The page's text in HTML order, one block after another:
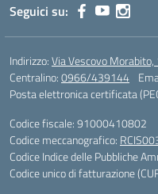
Seguici su:
Indirizzo:Via Vescovo
Centralino:0966/439144
Posta elettronica certificata
Codice fiscale: 91000410802
Codice meccanografico:
Codice Indice delle Pubbliche
Codice unico di fatturazione